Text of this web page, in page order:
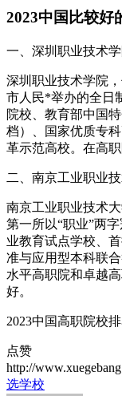
2023中国比较好
一、深圳职业技术
深圳职业技术学院
市人民*举办的全日
院校、教育部中国
档）、国家优质专
革示范高校。在高职
二、南京工业职业
南京工业职业技术
第一所以“职业”两
业教育试点学校、
准与应用型本科联
水平高职院和卓越
好。
2023中国高职院校
点赞
http://
选学校